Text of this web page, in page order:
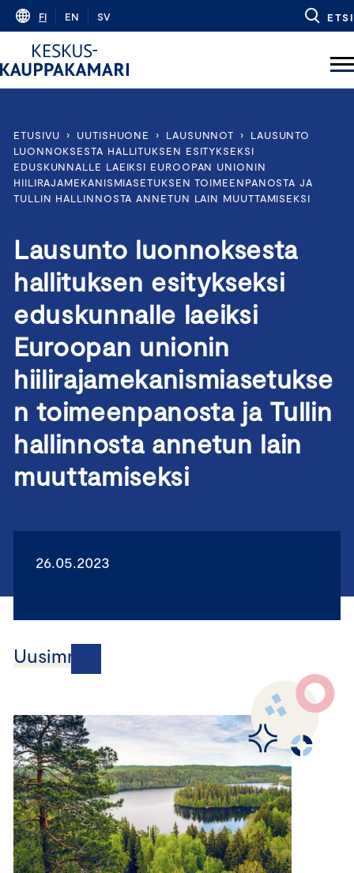
Skip
content
FI EN SV ETSI
ETUSIVU › UUTISHUONE › LAUSUNNOT ›
LAUSUNTO
LUONNOKSESTA HALLITUKSEN ESITYKSEKSI
EDUSKUNNALLE LAEIKSI EUROOPAN UNIONIN
HIILIRAJAMEKANISMIASETUKSEN TOIMEENPANOSTA JA
TULLIN HALLINNOSTA ANNETUN LAIN MUUTTAMISEKSI
Lausunto luonnoksesta
hallituksen esitykseksi
eduskunnalle laeiksi
Euroopan unionin
hiilirajamekanismiasetukse
n toimeenpanosta ja Tullin
hallinnosta annetun lain
muuttamiseksi
26.05.2023
Uusimmat